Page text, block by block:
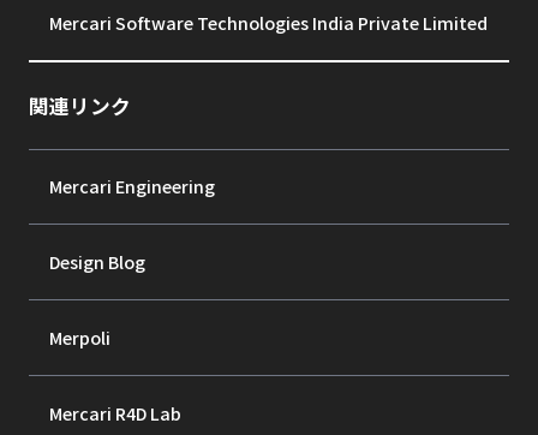
Mercari Software Technologies India Private Limited
関連リンク
Mercari Engineering
Design Blog
Merpoli
Mercari R4D Lab